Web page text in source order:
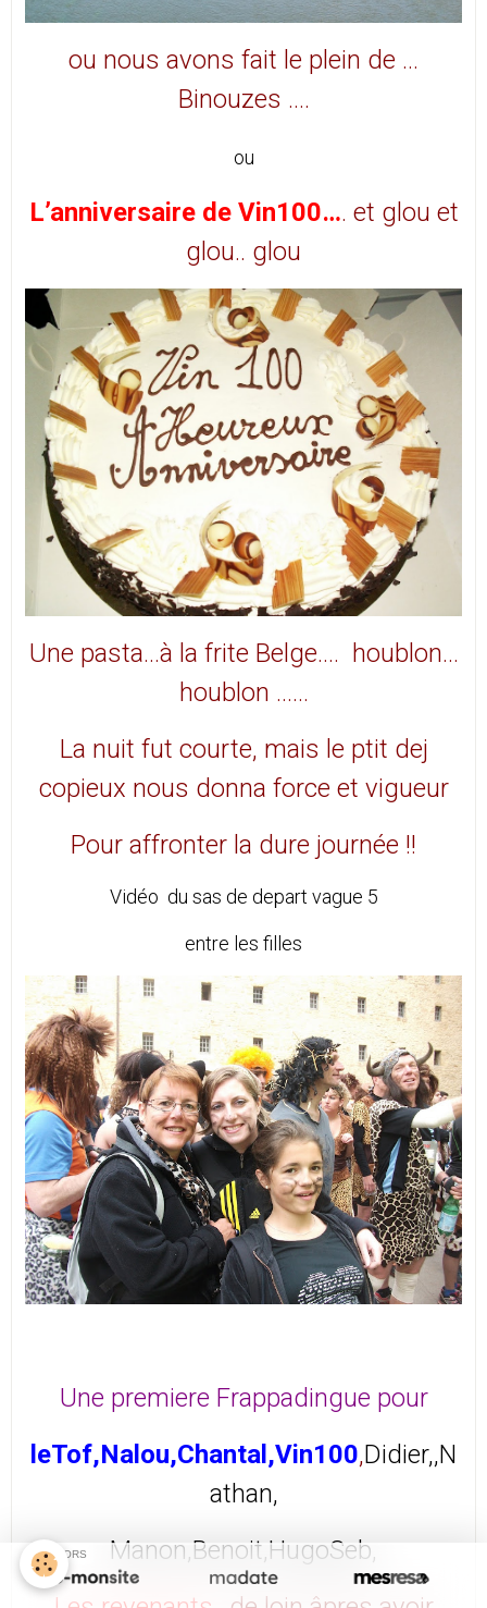
ou nous avons fait le plein de …
Binouzes ….
ou
L’anniversaire de Vin100…. et glou et
glou.. glou
Une pasta…à la frite Belge.... houblon...
houblon ……
La nuit fut courte, mais le ptit dej
copieux nous donna force et vigueur
Pour affronter la dure journée !!
Vidéo du sas de depart vague 5
entre les filles
Une premiere Frappadingue pour
leTof,Nalou,Chantal,Vin100,Didier,,N
athan,
Manon,Benoit,HugoSeb,
SPONSORS